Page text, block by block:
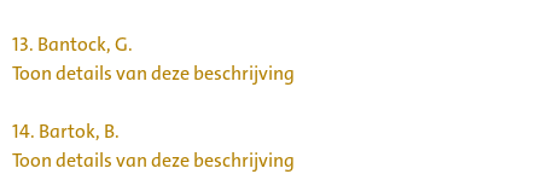
13. Bantock, G.
Toon details van deze beschrijving
14. Bartok, B.
Toon details van deze beschrijving